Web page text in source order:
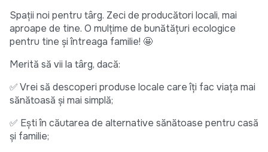
Spații noi pentru târg. Zeci de producători locali, mai
aproape de tine. O mulțime de bunătățuri ecologice
pentru tine și întreaga familie! 🤩
Merită să vii la târg, dacă:
✅ Vrei să descoperi produse locale care îți fac viața mai
sănătoasă și mai simplă;
✅ Ești în căutarea de alternative sănătoase pentru casă
și familie;